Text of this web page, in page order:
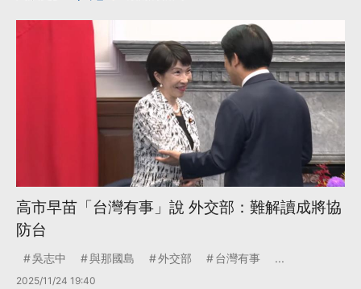
高市早苗「台灣有事」說 外交部：難解讀成將協
防台
吳志中 與那國島 外交部 台灣有事 ...
2025/11/24 19:40